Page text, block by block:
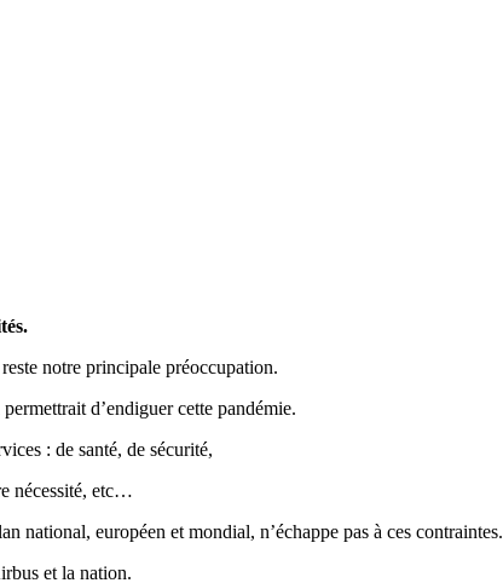
.
notre principale préoccupation.
d’endiguer cette pandémie.
: de santé, de sécurité,
nécessité, etc…
national, européen et mondial, n’échappe pas à ces contraintes.
et la nation.